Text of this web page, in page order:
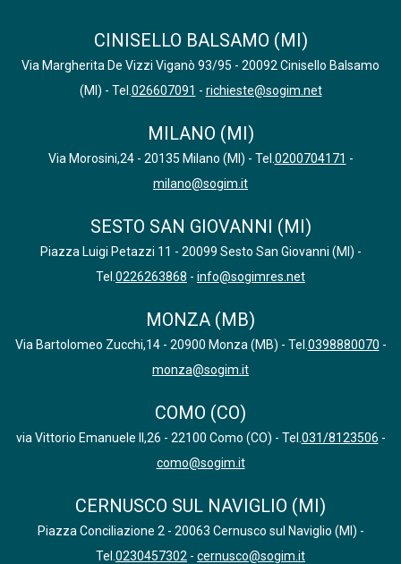
CINISELLO BALSAMO (MI)
Via Margherita De Vizzi Viganò 93/95 - 20092 Cinisello Balsamo
(MI) - Tel. 026607091 - richieste@sogim.net
MILANO (MI)
Via Morosini,24 - 20135 Milano (MI) - Tel. 0200704171 -
milano@sogim.it
SESTO SAN GIOVANNI (MI)
Piazza Luigi Petazzi 11 - 20099 Sesto San Giovanni (MI) -
Tel. 0226263868 - info@sogimres.net
MONZA (MB)
Via Bartolomeo Zucchi,14 - 20900 Monza (MB) - Tel. 0398880070 -
monza@sogim.it
COMO (CO)
via Vittorio Emanuele II,26 - 22100 Como (CO) - Tel. 031/8123506 -
como@sogim.it
CERNUSCO SUL NAVIGLIO (MI)
Piazza Conciliazione 2 - 20063 Cernusco sul Naviglio (MI) -
Tel. 0230457302 - cernusco@sogim.it